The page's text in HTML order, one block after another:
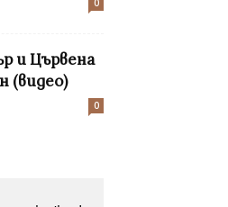
0
и Цървена
(видео)
0